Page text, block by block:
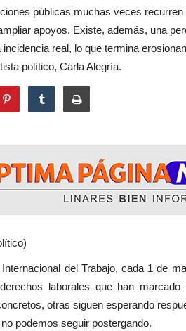
públicas muchas veces
apoyos. Existe, además, una
real, lo que termina
político, Carla Alegría.
del Trabajo, cada 1 de mayo
laborales que han
otras siguen esperando
podemos seguir postergando.
destacó por su alta
Los hechos
pública